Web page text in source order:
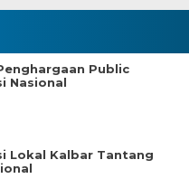
Public
Nasional
Lokal Kalbar Tantang